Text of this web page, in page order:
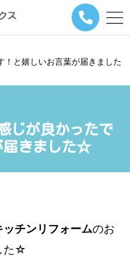
メ
ー
ビ
タ
！と嬉しいお言葉が届きました
じが良かったで
届きました☆
ッチンリフォームのお
た☆